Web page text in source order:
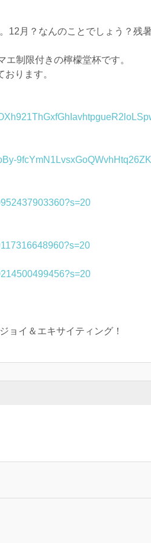
12月？なんのことでしょう？残
制限付きの檸檬堂杯です。
ります。
ョイ＆エキサイティング！